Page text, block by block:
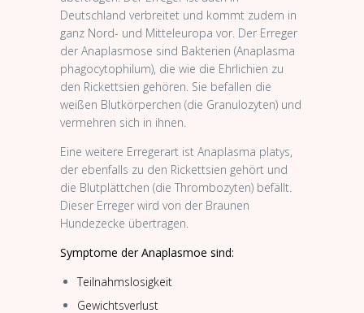
Deutschland verbreitet und kommt zudem in
ganz Nord- und Mitteleuropa vor. Der Erreger
der Anaplasmose sind Bakterien (Anaplasma
phagocytophilum), die wie die Ehrlichien zu
den Rickettsien gehören. Sie befallen die
weißen Blutkörperchen (die Granulozyten) und
vermehren sich in ihnen.
Eine weitere Erregerart ist Anaplasma platys,
der ebenfalls zu den Rickettsien gehört und
die Blutplättchen (die Thrombozyten) befällt.
Dieser Erreger wird von der Braunen
Hundezecke übertragen.
Symptome der Anaplasmoe sind:
Teilnahmslosigkeit
Gewichtsverlust